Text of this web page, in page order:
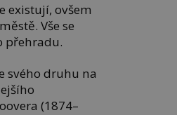
existují, ovšem
Vše se
přehradu.
svého druhu na
(1874–